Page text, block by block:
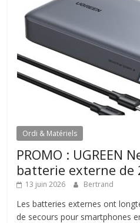
Ordi & Matériels
PROMO : UGREEN
batterie externe de
13 juin 2026 Bertrand
Les batteries externes ont
de secours pour smartphones